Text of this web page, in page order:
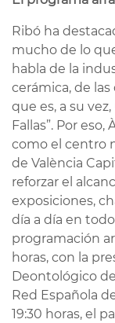
Ribó ha
mucho de lo
habla de la
cerámica, de
que es, a su
Fallas”. Por
como el centro
de València
reforzar el
exposiciones,
día a día en
programación
horas, con la
Deontológico
Red Española
19:30 horas, el